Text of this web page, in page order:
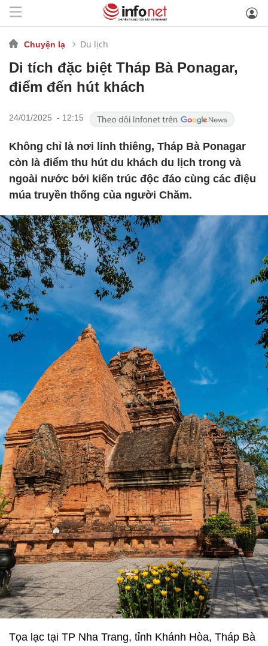
Chuyện lạ Du lịch
Di tích đặc biệt Tháp Bà Ponagar,
điểm đến hút khách
24/01/2025 - 12:15
Không chỉ là nơi linh thiêng, Tháp Bà Ponagar
còn là điểm thu hút du khách du lịch trong và
ngoài nước bởi kiến trúc độc đáo cùng các điệu
múa truyền thống của người Chăm.
Tọa lạc tại TP Nha Trang, tỉnh Khánh Hòa, Tháp Bà